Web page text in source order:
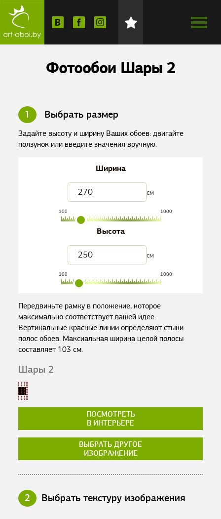
Фотообои Шары 2
1 Выбрать размер
Задайте высоту и ширину Ваших обоев: двигайте
ползунок или введите значения вручную.
Ширина
см
100 1000
Высота
см
100 1000
Передвиньте рамку в положение, которое
максимально соответствует вашей идее.
Вертикальные красные линии определяют стыки
полос обоев. Максиальная ширина целой полосы
составляет 103 см.
Шары 2
ПОСМОТРЕТЬ
В ИНТЕРЬЕРЕ
ВЫБРАТЬ ДРУГОЕ
ИЗОБРАЖЕНИЕ
2 Выбрать текстуру изображения